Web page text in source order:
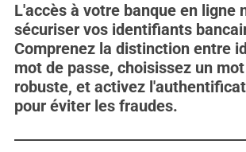
L'accès à votre banque en ligne
sécuriser vos identifiants
Comprenez la distinction entre
mot de passe, choisissez un
robuste, et activez
pour éviter les fraudes.